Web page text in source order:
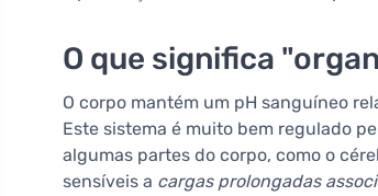
O que significa
O corpo mantém um pH sanguíneo
Este sistema é muito bem regulado
algumas partes do corpo, como o
sensíveis a cargas prolongadas